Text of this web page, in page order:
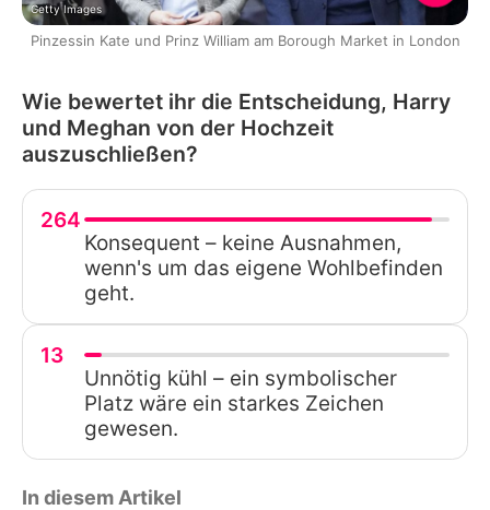
Getty Images
Pinzessin Kate und Prinz William am Borough Market in London
Wie bewertet ihr die Entscheidung, Harry
und Meghan von der Hochzeit
auszuschließen?
264
Konsequent – keine Ausnahmen,
wenn's um das eigene Wohlbefinden
geht.
13
Unnötig kühl – ein symbolischer
Platz wäre ein starkes Zeichen
gewesen.
In diesem Artikel